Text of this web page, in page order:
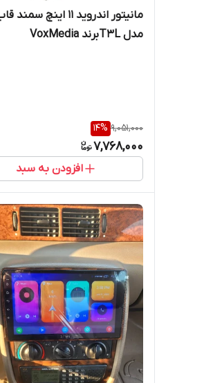
مانیتور اندروید 11 اینچ
مدل T3Lبرند VoxMedia
9,051,000
14%
7,768,000
افزودن به سبد